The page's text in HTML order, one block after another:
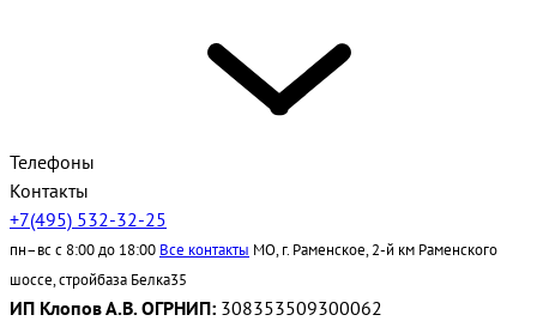
Телефоны
Контакты
+7(495) 532-32-25
пн–вс с 8:00 до 18:00 Все контакты МО, г. Раменское, 2-й км Раменского
шоссе, стройбаза Белка35
ИП Клопов А.В. ОГРНИП: 308353509300062